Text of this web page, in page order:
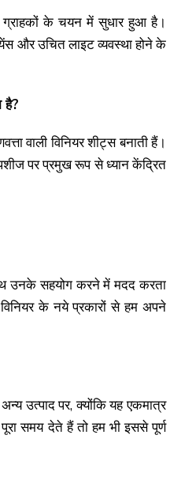
ग्राहकों के चयन में सुधार हुआ है।
और उचित लाइट व्यवस्था होने के
है?
वाली विनियर शीट्स बनाती हैं।
पर प्रमुख रूप से ध्यान केंद्रित
उनके सहयोग करने में मदद करता
के नये प्रकारों से हम अपने
उत्पाद पर, क्योंकि यह एकमात्र
समय देते हैं तो हम भी इससे पूर्ण